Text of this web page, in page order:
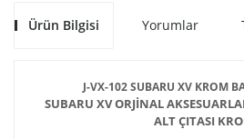
Ürün Bilgisi Yorumlar
J-VX-102 SUBARU XV KROM
SUBARU XV ORJİNAL
ALT ÇITASI